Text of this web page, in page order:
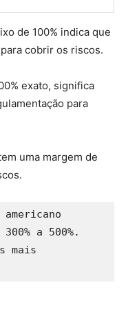
de 100% indica que
cobrir os riscos.
exato, significa
para
uma margem de
a 500%.
mais